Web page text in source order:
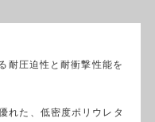
耐圧迫性と耐衝撃性能を
れた、低密度ポリウレタ